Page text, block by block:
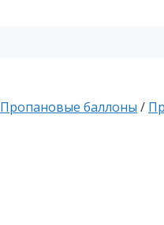
Пропановые баллоны /